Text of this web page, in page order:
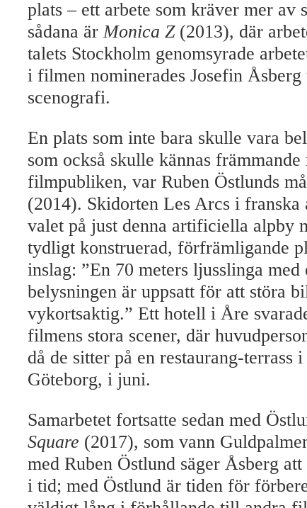
plats – ett arbete som kräver mer av
sådana ärMonica Z(2013), där
talets Stockholm genomsyrade
i filmen nominerades Josefin
scenografi.
En plats som inte bara skulle vara
som också skulle kännas
filmpubliken, var Ruben Östlunds
(2014). Skidorten Les Arcs i franska
valet på just denna artificiella alpby
tydligt konstruerad, förfrämligande
inslag: ”En 70 meters ljusslinga
belysningen är uppsatt för att störa
vykortsaktig.” Ett hotell i Åre
filmens stora scener, där
då de sitter på en restaurang-terrass
Göteborg, i juni.
Samarbetet fortsatte sedan med
Square (2017), som vann
med Ruben Östlund säger Åsberg
i tid; med Östlund är tiden för